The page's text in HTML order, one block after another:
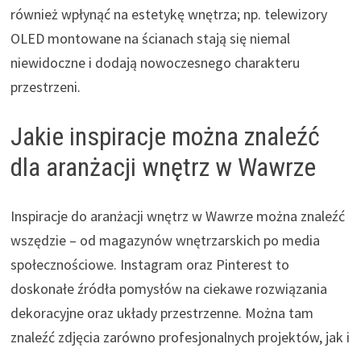
również wpłynąć na estetykę wnętrza; np. telewizory
OLED montowane na ścianach stają się niemal
niewidoczne i dodają nowoczesnego charakteru
przestrzeni.
Jakie inspiracje można znaleźć
dla aranżacji wnętrz w Wawrze
Inspiracje do aranżacji wnętrz w Wawrze można znaleźć
wszędzie – od magazynów wnętrzarskich po media
społecznościowe. Instagram oraz Pinterest to
doskonałe źródła pomysłów na ciekawe rozwiązania
dekoracyjne oraz układy przestrzenne. Można tam
znaleźć zdjęcia zarówno profesjonalnych projektów, jak i